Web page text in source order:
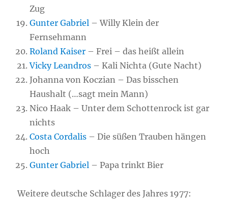
Zug
Gunter Gabriel – Willy Klein der
Fernsehmann
Roland Kaiser – Frei – das heißt allein
Vicky Leandros – Kali Nichta (Gute Nacht)
Johanna von Koczian – Das bisschen
Haushalt (…sagt mein Mann)
Nico Haak – Unter dem Schottenrock ist gar
nichts
Costa Cordalis – Die süßen Trauben hängen
hoch
Gunter Gabriel – Papa trinkt Bier
Weitere deutsche Schlager des Jahres 1977: